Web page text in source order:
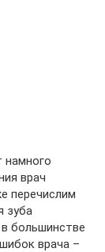
намного
врач
перечислим
зуба
большинстве
врача –